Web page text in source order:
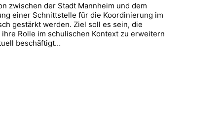
zwischen der Stadt Mannheim und dem
einer Schnittstelle für die Koordinierung im
gestärkt werden. Ziel soll es sein, die
Rolle im schulischen Kontext zu erweitern
beschäftigt…